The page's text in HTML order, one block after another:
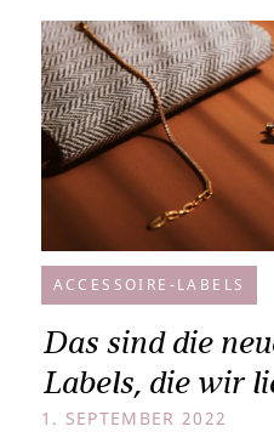
ACCESSOIRE-LABELS
Das sind die
Labels, die wir
1. SEPTEMBER 2022